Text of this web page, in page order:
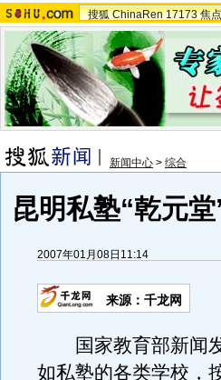
搜狐 ChinaRen 17173 焦
新闻中心 > 综合
昆明私塾“乾元
2007年01月08日11:14
来源：千龙网
国家教育部新闻发
如私塾的各类学校，